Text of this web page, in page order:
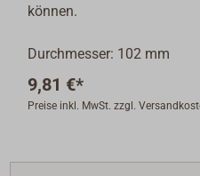
können.
Durchmesser: 102 mm
9,81 €*
Preise inkl. MwSt. zzgl.